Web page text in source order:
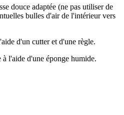
douce adaptée (ne pas utiliser de
bulles d'air de l'intérieur vers
d'un cutter et d'une règle.
l'aide d'une éponge humide.